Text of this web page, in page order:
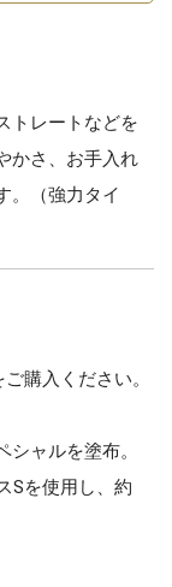
トレートなどを
かさ、お手入れ
。（強力タイ
購入ください。
ャルを塗布。
Sを使用し、約